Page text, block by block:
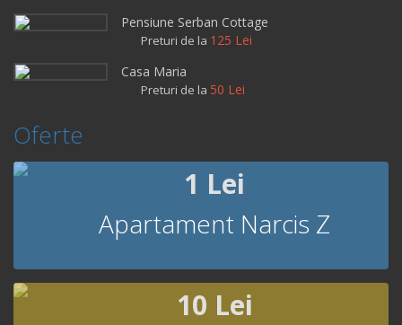
Pensiune Serban Cottage
Preturi de la 125 Lei
Casa Maria
Preturi de la 50 Lei
Oferte
1 Lei
Apartament Narcis Z
10 Lei